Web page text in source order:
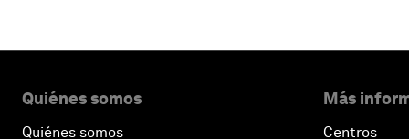
Quiénes somos
Quiénes somos
Más
Centros